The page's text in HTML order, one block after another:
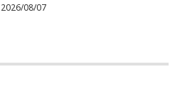
2026/08/07